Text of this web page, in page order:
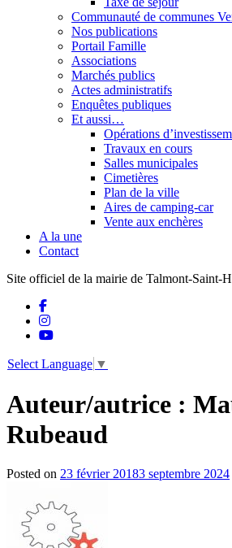
Communauté de communes
Nos publications
Portail Famille
Associations
Marchés publics
Actes administratifs
Enquêtes publiques
Et aussi…
Opérations
Travaux en cours
Salles municipales
Cimetières
Plan de la ville
Aires de camping-car
Vente aux enchères
A la une
Contact
Site officiel de la mairie de Talmont-Saint-
Select Language ▼
Auteur/autrice :
Rubeaud
Posted on 23 février 20183 septembre 2024